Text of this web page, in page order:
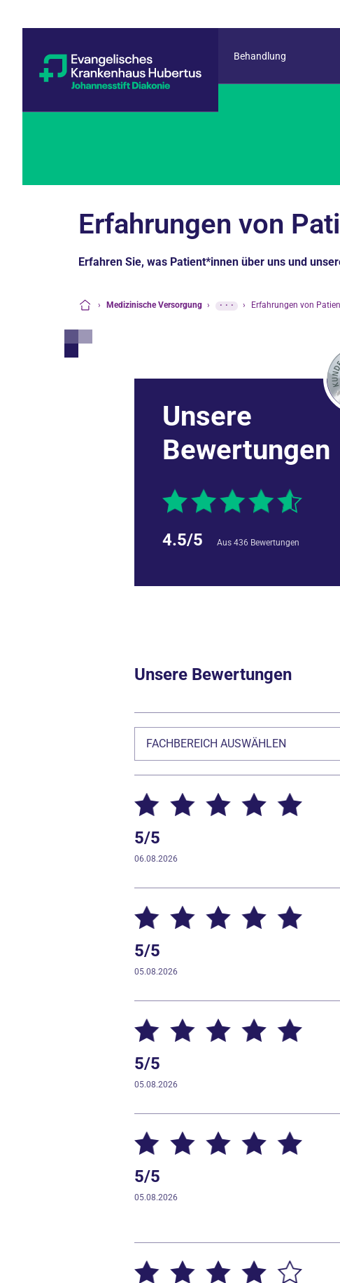
Behandlung
Erfahrungen von
Erfahren Sie, was Patient*innen über uns und
› Medizinische Versorgung › ··· › Erfahrungen von
Unsere
Bewertungen
4.5/5 Aus 436 Bewertungen
Insgesamt wurde ich ganzheitlich sehr gut
Unsere Bewertungen
FACHBEREICH AUSWÄHLEN
5/5
06.08.2026
5/5
05.08.2026
5/5
05.08.2026
5/5
05.08.2026